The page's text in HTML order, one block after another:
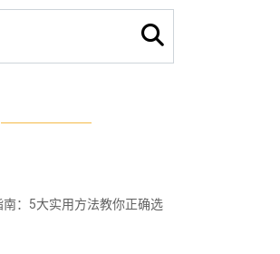
：5大实用方法教你正确选